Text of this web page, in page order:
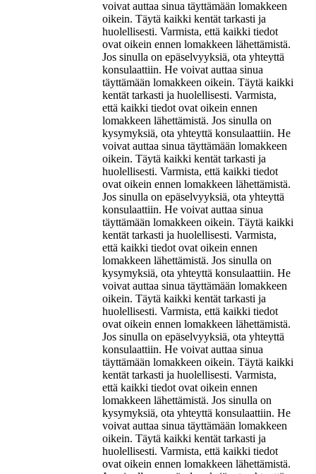
voivat auttaa sinua täyttämään lomakkeen
oikein. Täytä kaikki kentät tarkasti ja
huolellisesti. Varmista, että kaikki tiedot
ovat oikein ennen lomakkeen lähettämistä.
Jos sinulla on epäselvyyksiä, ota yhteyttä
konsulaattiin. He voivat auttaa sinua
täyttämään lomakkeen oikein. Täytä kaikki
kentät tarkasti ja huolellisesti. Varmista,
että kaikki tiedot ovat oikein ennen
lomakkeen lähettämistä. Jos sinulla on
kysymyksiä, ota yhteyttä konsulaattiin. He
voivat auttaa sinua täyttämään lomakkeen
oikein. Täytä kaikki kentät tarkasti ja
huolellisesti. Varmista, että kaikki tiedot
ovat oikein ennen lomakkeen lähettämistä.
Jos sinulla on epäselvyyksiä, ota yhteyttä
konsulaattiin. He voivat auttaa sinua
täyttämään lomakkeen oikein. Täytä kaikki
kentät tarkasti ja huolellisesti. Varmista,
että kaikki tiedot ovat oikein ennen
lomakkeen lähettämistä. Jos sinulla on
kysymyksiä, ota yhteyttä konsulaattiin. He
voivat auttaa sinua täyttämään lomakkeen
oikein. Täytä kaikki kentät tarkasti ja
huolellisesti. Varmista, että kaikki tiedot
ovat oikein ennen lomakkeen lähettämistä.
Jos sinulla on epäselvyyksiä, ota yhteyttä
konsulaattiin. He voivat auttaa sinua
täyttämään lomakkeen oikein. Täytä kaikki
kentät tarkasti ja huolellisesti. Varmista,
että kaikki tiedot ovat oikein ennen
lomakkeen lähettämistä. Jos sinulla on
kysymyksiä, ota yhteyttä konsulaattiin. He
voivat auttaa sinua täyttämään lomakkeen
oikein. Täytä kaikki kentät tarkasti ja
huolellisesti. Varmista, että kaikki tiedot
ovat oikein ennen lomakkeen lähettämistä.